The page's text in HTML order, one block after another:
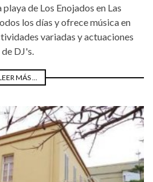
de Los Enojados en Las
los días y ofrece música en
variadas y actuaciones
de DJ's.
MÁS ...